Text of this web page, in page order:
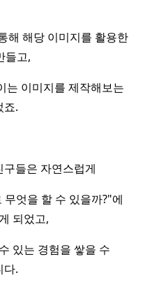
해 해당 이미지를 활용한
들고,
는 이미지를 제작해보는
죠.
들은 자연스럽게
엇을 할 수 있을까?"에
되었고,
있는 경험을 쌓을 수
다.